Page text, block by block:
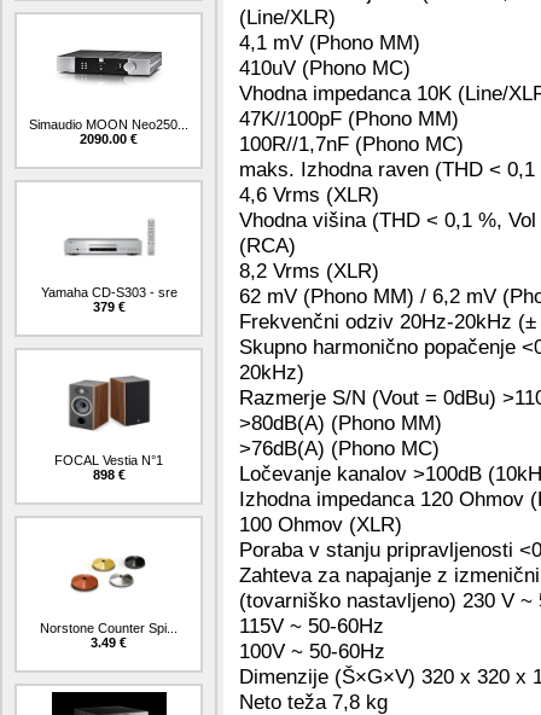
Simaudio MOON Neo250...
2090.00 €
Yamaha CD-S303 - sre
379 €
FOCAL Vestia N°1
898 €
Norstone Counter Spi...
3.49 €
(Line/XLR)
4,1 mV (Phono MM)
410uV (Phono MC)
Vhodna impedanca 10K (Line/
47K//100pF (Phono MM)
100R//1,7nF (Phono MC)
maks. Izhodna raven (THD <
4,6 Vrms (XLR)
Vhodna višina (THD < 0,1 %,
(RCA)
8,2 Vrms (XLR)
62 mV (Phono MM) / 6,2 mV
Frekvenčni odziv 20Hz-20kHz (±
Skupno harmonično popačenje
20kHz)
Razmerje S/N (Vout = 0dBu)
>80dB(A) (Phono MM)
>76dB(A) (Phono MC)
Ločevanje kanalov >100dB
Izhodna impedanca 120 Ohmov
100 Ohmov (XLR)
Poraba v stanju pripravljenosti
Zahteva za napajanje z
(tovarniško nastavljeno) 230 V ~
115V ~ 50-60Hz
100V ~ 50-60Hz
Dimenzije (Š×G×V) 320 x 320 x
Neto teža 7,8 kg